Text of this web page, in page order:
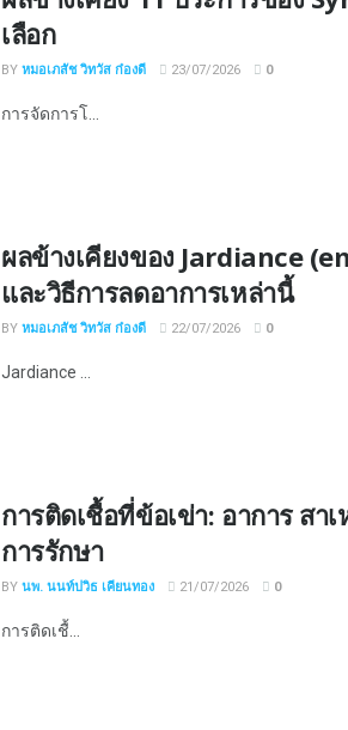
เลือก
BY หมอเภสัช วิทวัส ก๋องดี 23/07/2026 0
การจัดการโ...
ผลข้างเคียงของ Jardiance
และวิธีการลดอาการเหล่านี้
BY หมอเภสัช วิทวัส ก๋องดี 22/07/2026 0
Jardiance ...
การติดเชื้อที่ข้อเข่า: อาการ สา
การรักษา
BY นพ. นนท์ปวิธ เคียนทอง 21/07/2026 0
การติดเชื้...